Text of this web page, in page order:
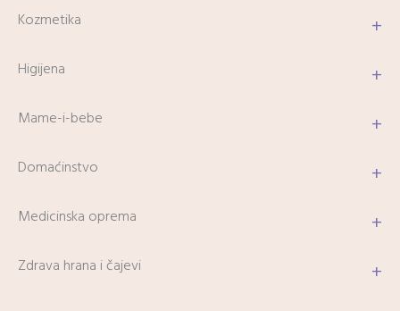
Kozmetika +
Higijena +
Mame-i-bebe +
Domaćinstvo +
Medicinska oprema +
Zdrava hrana i čajevi +